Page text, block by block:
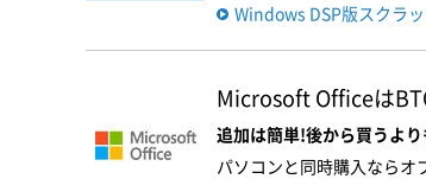
Windows DSP版スクラ
Microsoft Officeは
追加は簡単!後から買うよ
パソコンと同時購入ならオ